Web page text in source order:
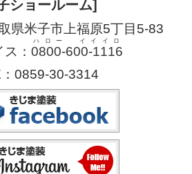
ショールーム]
県米子市上福原5丁目5-83
： 0800-600-1116
ハロー イイイロ
0859-30-3314